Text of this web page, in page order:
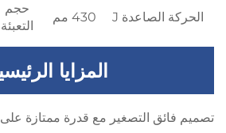
الحركة الصاعدة J 430 مم
حجم
التعبئة
المزايا
تصميم فائق التصغير مع قدرة ممتازة على